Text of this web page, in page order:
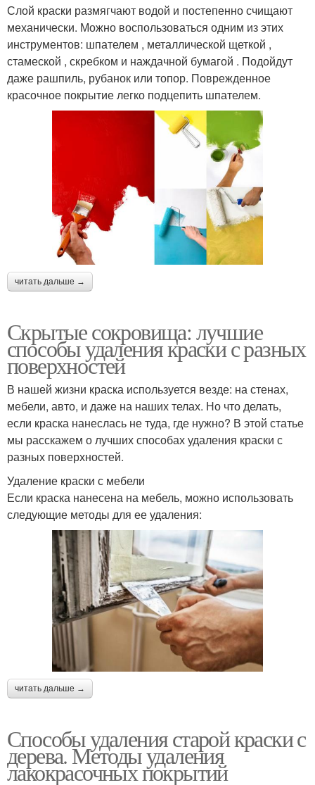
Слой краски размягчают водой и постепенно счищают
механически. Можно воспользоваться одним из этих
инструментов: шпателем , металлической щеткой ,
стамеской , скребком и наждачной бумагой . Подойдут
даже рашпиль, рубанок или топор. Поврежденное
красочное покрытие легко подцепить шпателем.
читать дальше →
Скрытые сокровища: лучшие
способы удаления краски с разных
поверхностей
В нашей жизни краска используется везде: на стенах,
мебели, авто, и даже на наших телах. Но что делать,
если краска нанеслась не туда, где нужно? В этой статье
мы расскажем о лучших способах удаления краски с
разных поверхностей.
Удаление краски с мебели
Если краска нанесена на мебель, можно использовать
следующие методы для ее удаления:
читать дальше →
Способы удаления старой краски с
дерева. Методы удаления
лакокрасочных покрытий